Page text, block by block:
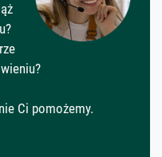
Ci pomożemy.